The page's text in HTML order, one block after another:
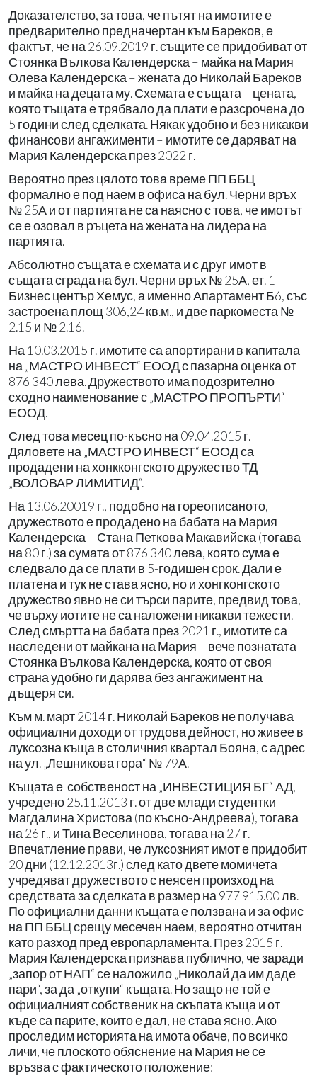
Доказателство, за това, че пътят на имотите е
предварително предначертан към Бареков, е
фактът, че на 26.09.2019 г. същите се придобиват от
Стоянка Вълкова Календерска – майка на Мария
Олева Календерска – жената до Николай Бареков
и майка на децата му. Схемата е същата – цената,
която тъщата е трябвало да плати е разсрочена до
5 години след сделката. Някак удобно и без никакви
финансови ангажименти – имотите се даряват на
Мария Календерска през 2022 г.
Вероятно през цялото това време ПП ББЦ
формално е под наем в офиса на бул. Черни връх
№ 25А и от партията не са наясно с това, че имотът
се е озовал в ръцета на жената на лидера на
партията.
Абсолютно същата е схемата и с друг имот в
същата сграда на бул. Черни връх № 25А, ет. 1 –
Бизнес център Хемус, а именно Апартамент Б6, със
застроена площ 306,24 кв.м., и две паркоместа №
2.15 и № 2.16.
На 10.03.2015 г. имотите са апортирани в капитала
на „МАСТРО ИНВЕСТ“ ЕООД с пазарна оценка от
876 340 лева. Дружеството има подозрително
сходно наименование с „МАСТРО ПРОПЪРТИ“
ЕООД.
След това месец по-късно на 09.04.2015 г.
Дяловете на „МАСТРО ИНВЕСТ“ ЕООД са
продадени на хонкконгското дружество ТД
„ВОЛОВАР ЛИМИТИД“.
На 13.06.20019 г., подобно на гореописаното,
дружеството е продадено на бабата на Мария
Календерска – Стана Петкова Макавийска (тогава
на 80 г.) за сумата от 876 340 лева, която сума е
следвало да се плати в 5-годишен срок. Дали е
платена и тук не става ясно, но и хонгконгското
дружество явно не си търси парите, предвид това,
че върху иотите не са наложени никакви тежести.
След смъртта на бабата през 2021 г., имотите са
наследени от майкана на Мария – вече познатата
Стоянка Вълкова Календерска, която от своя
страна удобно ги дарява без ангажимент на
дъщеря си.
Към м. март 2014 г. Николай Бареков не получава
официални доходи от трудова дейност, но живее в
луксозна къща в столичния квартал Бояна, с адрес
на ул. „Лешникова гора“ № 79А.
Къщата е собственост на „ИНВЕСТИЦИЯ БГ“ АД,
учредено 25.11.2013 г. от две млади студентки –
Магдалина Христова (по късно-Андреева), тогава
на 26 г., и Тина Веселинова, тогава на 27 г.
Впечатление прави, че луксозният имот е придобит
20 дни (12.12.2013г.) след като двете момичета
учредяват дружеството с неясен произход на
средствата за сделката в размер на 977 915.00 лв.
По официални данни къщата е ползвана и за офис
на ПП ББЦ срещу месечен наем, вероятно отчитан
като разход пред европарламента. През 2015 г.
Мария Календерска признава публично, че заради
„запор от НАП“ се наложило „Николай да им даде
пари“, за да „откупи“ къщата. Но защо не той е
официалният собственик на скъпата къща и от
къде са парите, които е дал, не става ясно. Ако
проследим историята на имота обаче, по всичко
личи, че плоското обяснение на Мария не се
връзва с фактическото положение: